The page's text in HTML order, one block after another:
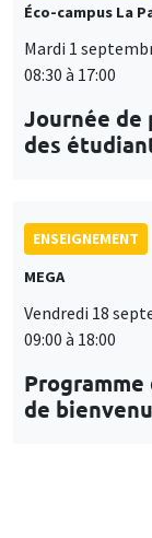
Éco-campus La
Mardi 1
08:30 à 17:00
Journée
des
ENSEIGNEMENT
MEGA
Vendredi 18
09:00 à 18:00
Programme
de